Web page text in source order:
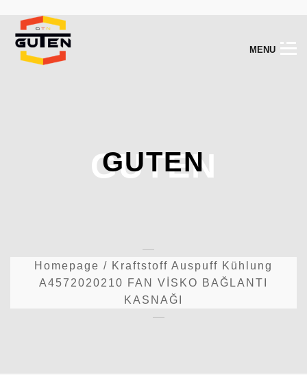
M ENU
GUTEN
GUTEN
Homepage / Kraftstoff Auspuff Kühlung
A4572020210 FAN VİSKO BAĞLANTI
KASNAĞI